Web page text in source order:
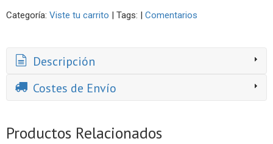
Categoría: Viste tu carrito | Tags: | Comentarios
Descripción
Costes de Envío
Productos Relacionados